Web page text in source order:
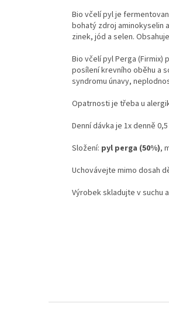
Bio včelí pyl je
bohatý zdroj aminokyselin
zinek, jód a selen.
Bio včelí pyl Perga
posílení krevního oběhu a
syndromu únavy,
Opatrnosti je třeba u
Denní dávka je 1x denně
Složení: pyl perga (50%),
Uchovávejte mimo dosah
Výrobek skladujte v suchu